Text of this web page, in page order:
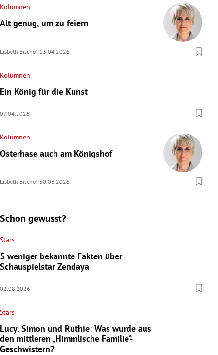
Kolumnen
Alt genug, um zu feiern
Lisbeth Bischoff13.04.2026
Kolumnen
Ein König für die Kunst
07.04.2026
Kolumnen
Osterhase auch am Königshof
Lisbeth Bischoff30.03.2026
Schon gewusst?
Stars
5 weniger bekannte Fakten über
Schauspielstar Zendaya
02.08.2026
Stars
Lucy, Simon und Ruthie: Was wurde aus
den mittleren „Himmlische Familie“-
Geschwistern?